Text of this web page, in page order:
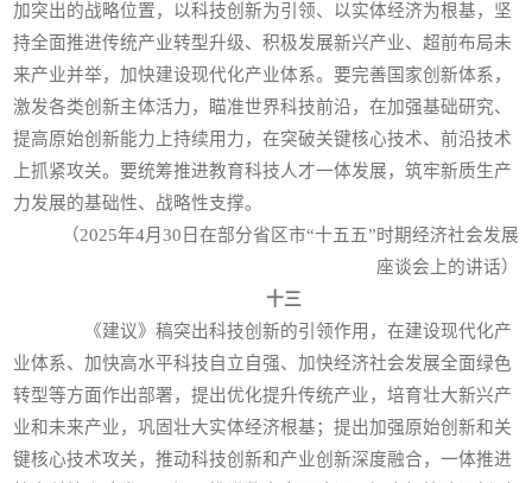
加突出的战略位置，以科技创新为引领、以实体经济为根基，坚
持全面推进传统产业转型升级、积极发展新兴产业、超前布局未
来产业并举，加快建设现代化产业体系。要完善国家创新体系，
激发各类创新主体活力，瞄准世界科技前沿，在加强基础研究、
提高原始创新能力上持续用力，在突破关键核心技术、前沿技术
上抓紧攻关。要统筹推进教育科技人才一体发展，筑牢新质生产
力发展的基础性、战略性支撑。
（2025年4月30日在部分省区市“十五五”时期经济社会发展
座谈会上的讲话）
十三
《建议》稿突出科技创新的引领作用，在建设现代化产
业体系、加快高水平科技自立自强、加快经济社会发展全面绿色
转型等方面作出部署，提出优化提升传统产业，培育壮大新兴产
业和未来产业，巩固壮大实体经济根基；提出加强原始创新和关
键核心技术攻关，推动科技创新和产业创新深度融合，一体推进